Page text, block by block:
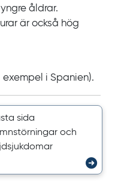
åldrar.
är också hög
exempel i Spanien).
sida
och